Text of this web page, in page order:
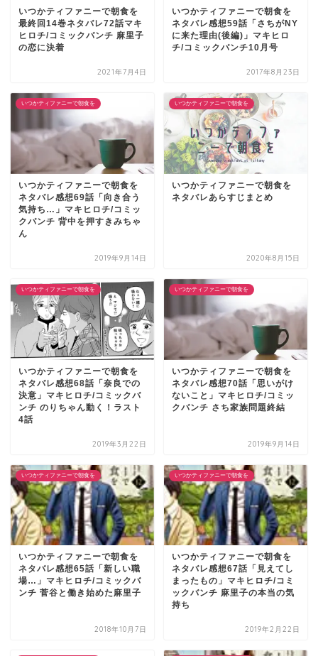
いつかティファニーで朝食を
最終回14巻ネタバレ72話マキ
ヒロチ/コミックバンチ 麻里子
の恋に決着
2021年7月4日
いつかティファニーで朝食を
ネタバレ感想59話「さちがNY
に来た理由(後編)」マキヒロ
チ/コミックバンチ10月号
2017年8月23日
いつかティファニーで朝食を
いつかティファニーで朝食を
ネタバレ感想69話「向き合う
気持ち…」マキヒロチ/コミッ
クバンチ 背中を押すきみちゃ
ん
2019年9月14日
いつかティファニーで朝食を
いつかティファニーで朝食を
ネタバレあらすじまとめ
2020年8月15日
いつかティファニーで朝食を
いつかティファニーで朝食を
ネタバレ感想68話「奈良での
決意」マキヒロチ/コミックバ
ンチ のりちゃん動く！ラスト
4話
2019年3月22日
いつかティファニーで朝食を
いつかティファニーで朝食を
ネタバレ感想70話「思いがけ
ないこと」マキヒロチ/コミッ
クバンチ さち家族問題終結
2019年9月14日
いつかティファニーで朝食を
いつかティファニーで朝食を
ネタバレ感想65話「新しい職
場…」マキヒロチ/コミックバ
ンチ 菅谷と働き始めた麻里子
2018年10月7日
いつかティファニーで朝食を
いつかティファニーで朝食を
ネタバレ感想67話「見えてし
まったもの」マキヒロチ/コミ
ックバンチ 麻里子の本当の気
持ち
2019年2月22日